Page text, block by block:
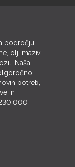
področju
olj, maziv
Naša
potreb,
in